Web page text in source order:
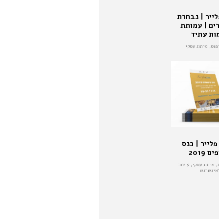
| נבחרת
| עמותת
עתיד
מיתוג עסקי
| כנס
2019
מיתוג עסקי, עיצוב